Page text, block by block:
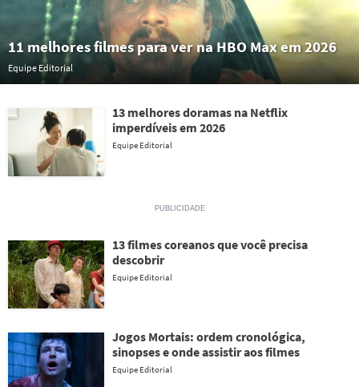
11 melhores filmes para ver na HBO Max em 2026
Equipe Editorial
13 melhores doramas na Netflix
imperdíveis em 2026
Equipe Editorial
13 filmes coreanos que você precisa
descobrir
Equipe Editorial
Jogos Mortais: ordem cronológica,
sinopses e onde assistir aos filmes
Equipe Editorial